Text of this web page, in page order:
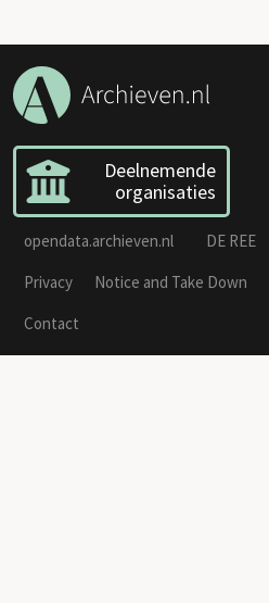
Deelnemende
organisaties
opendata.archieven.nl DE REE
Privacy
Notice and Take Down
Contact